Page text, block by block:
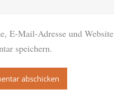
E-Mail-Adresse und
speichern.